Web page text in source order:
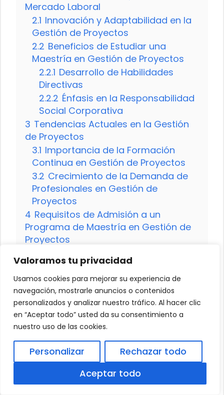
Valoramos tu privacidad
Usamos cookies para mejorar su experiencia de
navegación, mostrarle anuncios o contenidos
personalizados y analizar nuestro tráfico. Al hacer clic
en “Aceptar todo” usted da su consentimiento a
nuestro uso de las cookies.
Personalizar
Rechazar todo
Aceptar todo
Mercado Laboral
2.1 Innovación y Adaptabilidad en la
Gestión de Proyectos
2.2 Beneficios de Estudiar una
Maestría en Gestión de Proyectos
2.2.1 Desarrollo de Habilidades
Directivas
2.2.2 Énfasis en la Responsabilidad
Social Corporativa
3 Tendencias Actuales en la Gestión
de Proyectos
3.1 Importancia de la Formación
Continua en Gestión de Proyectos
3.2 Crecimiento de la Demanda de
Profesionales en Gestión de
Proyectos
4 Requisitos de Admisión a un
Programa de Maestría en Gestión de
Proyectos
Maestría en Gestión de Proyectos en
México
4.2 Plan de Estudios de una Maestría
en Gestión de Proyectos
5 Salidas Profesionales para
Graduados en Gestión de Proyectos
5.1 Networking y Oportunidades
Laborales después de una Maestría
en Gestión de Proyectos
5.2 Desafíos del Mercado Laboral